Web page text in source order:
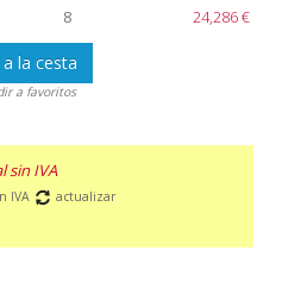
8
24,286 €
la cesta
a favoritos
sin IVA
IVA actualizar